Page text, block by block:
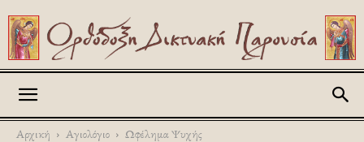
Αρχική Αγιολόγιο Ωφέλημα Ψυχής